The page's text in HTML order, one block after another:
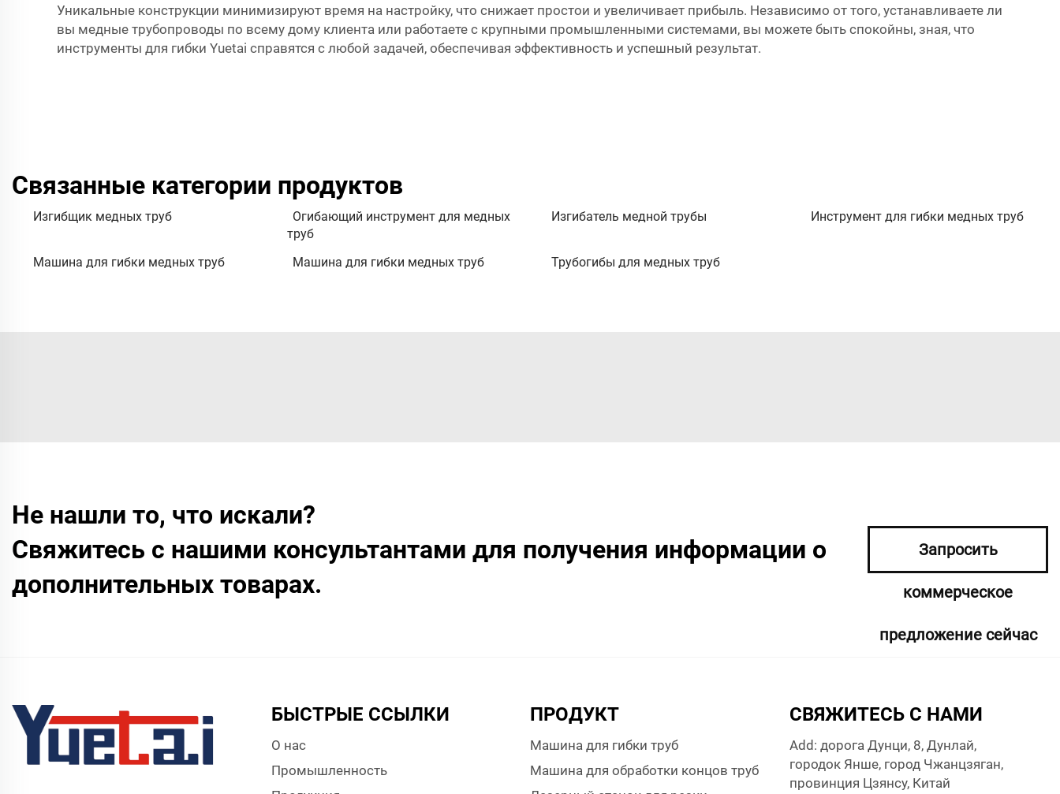
Уникальные конструкции минимизируют время на настройку, что снижает простои и увеличивает прибыль. Независимо от того, устанавливаете ли
вы медные трубопроводы по всему дому клиента или работаете с крупными промышленными системами, вы можете быть спокойны, зная, что
инструменты для гибки Yuetai справятся с любой задачей, обеспечивая эффективность и успешный результат.
Связанные категории продуктов
Изгибщик медных труб
Огибающий инструмент для медных
труб
Изгибатель медной трубы Инструмент для гибки медных труб
Машина для гибки медных труб Машина для гибки медных труб Трубогибы для медных труб
Не нашли то, что искали?
Свяжитесь с нашими консультантами для получения информации о
дополнительных товарах.
Запросить
коммерческое
предложение сейчас
БЫСТРЫЕ ССЫЛКИ
О нас
Промышленность
ПРОДУКТ
Машина для гибки труб
Машина для обработки концов труб
СВЯЖИТЕСЬ С НАМИ
Add: дорога Дунци, 8, Дунлай,
городок Янше, город Чжанцзяган,
провинция Цзянсу, Китай